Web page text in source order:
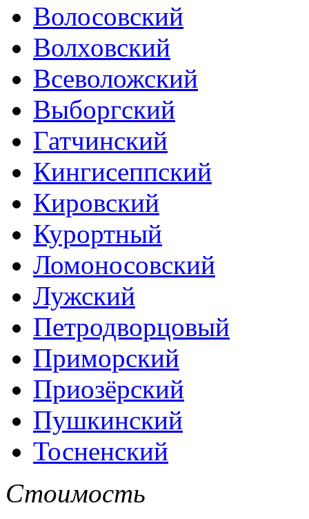
Волосовский
Волховский
Всеволожский
Выборгский
Гатчинский
Кингисеппский
Кировский
Курортный
Ломоносовский
Лужский
Петродворцовый
Приморский
Приозёрский
Пушкинский
Тосненский
Стоимость